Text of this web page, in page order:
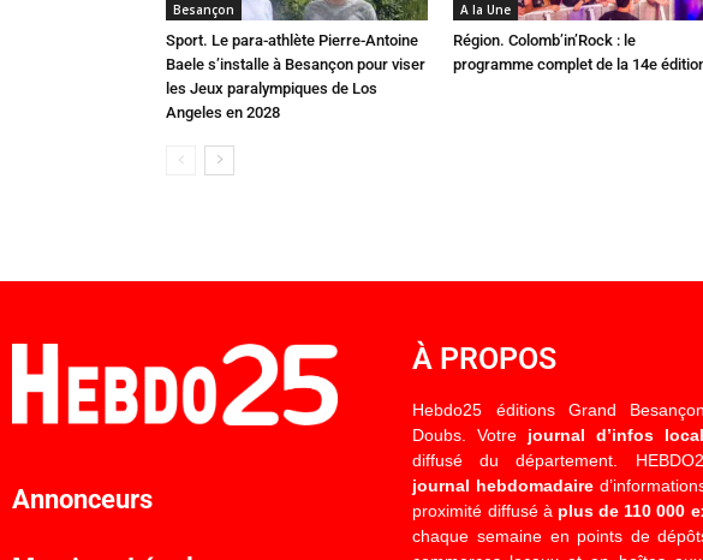
Besançon
Sport. Le para-athlète Pierre-Antoine
Baele s’installe à Besançon pour viser
les Jeux paralympiques de Los
Angeles en 2028
A la Une
Région. Colomb’in’Rock : le
programme complet de la 14e
Annonceurs
À PROPOS
Hebdo25 éditions Grand
Doubs. Votre journal d’infos
diffusé du département.
journal hebdomadaire
proximité diffusé à plus de 110 000
chaque semaine en points de